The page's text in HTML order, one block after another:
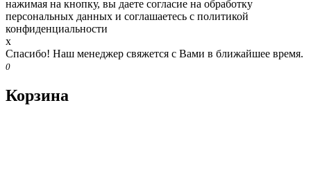
нажимая на кнопку, вы даете согласие на обработку
персональных данных и соглашаетесь c политикой
конфиденциальности
x
Спасибо! Наш менеджер свяжется с Вами в ближайшее время.
0
Корзина